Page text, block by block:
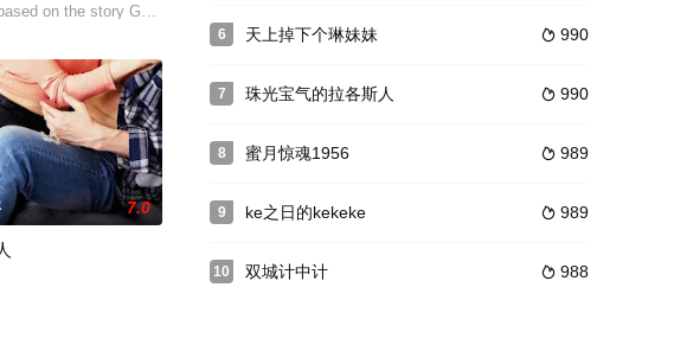
格禁止，只能通过飞船上的"盒子"装置来缓解生理冲动。其中，Dibs博士(朱丽叶·比诺什 饰)将
世之后，年轻的主人公日冈继承他的遗志，继续为一方和平努力的故事。
，每天到车站等丈夫回来。前男友陈广每天不计回报地陪伴照顾林茂茂。吴郝终于回来，和林
on the story Gunsight Whitman by Silvia Richards. Vern Haskell, a nice rancher, seeks out
凯召其义子白鹰回国协助，克齐对白心存忌恨。霍剑前往史家庄找岳父史威追讨欠债，巧遇刘
但他每天早上睡醒的第一件事情，便是打開螢幕，讓影片裡的人告訴自己，前晚做了什麼。
”的综艺节目，该节目获胜者的奖金高达200万美元，而参赛的选手，有可能要付出自己的生命
7.0
6  990
天上掉下个琳妹妹
7  990
珠光宝气的拉各斯人
8  989
蜜月惊魂1956
9  989
ke之日的kekeke
10  988
双城计中计